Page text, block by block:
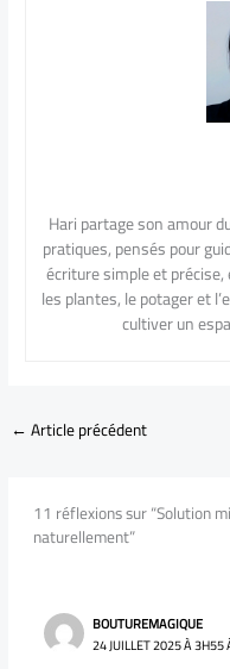
Hari partage son amour
pratiques, pensés pour
écriture simple et
les plantes, le potager et
cultiver un
←Article précédent
11 réflexions sur “Solution
naturellement”
BOUTUREMAGIQUE
24 JUILLET 2025 À 3H55